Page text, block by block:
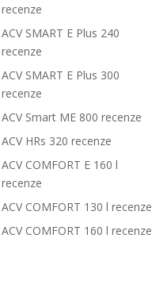
recenze
ACV SMART E Plus 240
recenze
ACV SMART E Plus 300
recenze
ACV Smart ME 800 recenze
ACV HRs 320 recenze
ACV COMFORT E 160 l
recenze
ACV COMFORT 130 l recenze
ACV COMFORT 160 l recenze